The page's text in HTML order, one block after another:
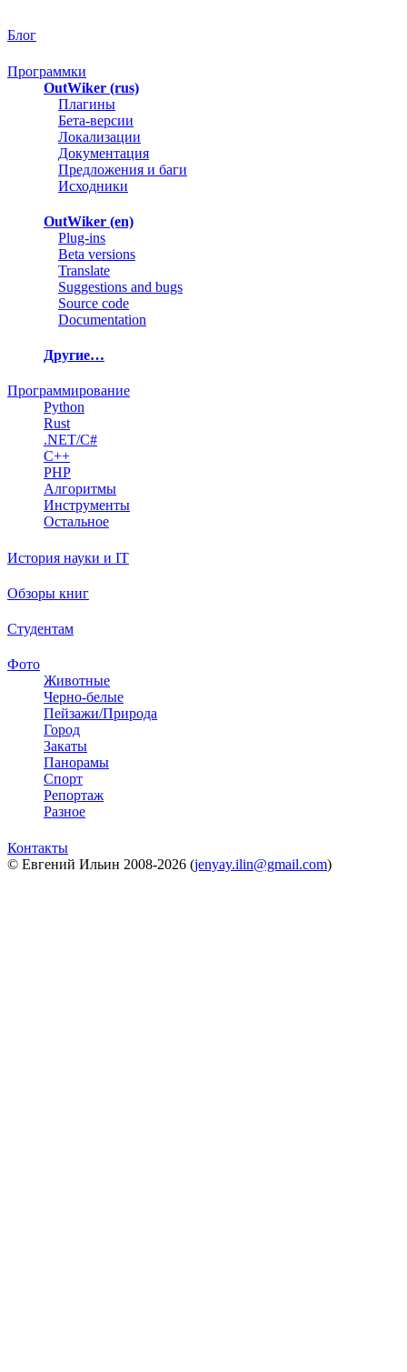
Блог
Программки
OutWiker (rus)
Плагины
Бета-версии
Локализации
Документация
Предложения и баги
Исходники
OutWiker (en)
Plug-ins
Beta versions
Translate
Suggestions and bugs
Source code
Documentation
Другие…
Программирование
Python
Rust
.NET/C#
C++
PHP
Алгоритмы
Инструменты
Остальное
История науки и IT
Обзоры книг
Студентам
Фото
Животные
Черно-белые
Пейзажи/Природа
Город
Закаты
Панорамы
Спорт
Репортаж
Разное
Контакты
© Евгений Ильин 2008-2026 (jenyay.ilin@gmail.com)